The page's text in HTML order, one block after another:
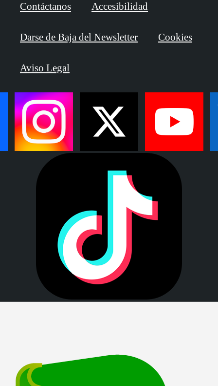
Contáctanos Accesibilidad
Darse de Baja del Newsletter Cookies
Aviso Legal